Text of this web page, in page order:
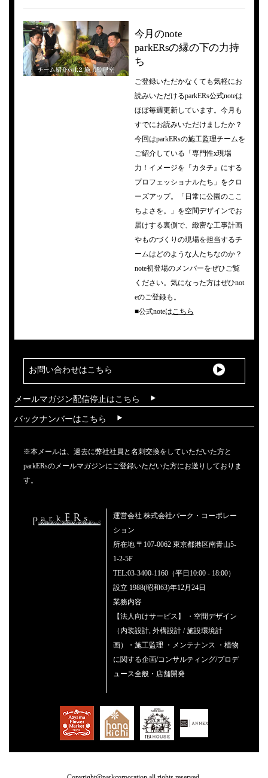
今月のnote
parkERsの縁の下の力持
ち
ご登録いただかなくても気軽にお
読みいただけるparkERs公式noteは
ほぼ毎週更新しています。今月も
すでにお読みいただけましたか？
今回はparkERsの施工監理チームを
ご紹介している「専門性x現場
力！イメージを『カタチ』にする
プロフェッショナルたち」をクロ
ーズアップ。「日常に公園のここ
ちよさを。」を空間デザインでお
届けする裏側で、緻密な工事計画
やものづくりの現場を担当するチ
ームはどのような人たちなのか？
note初登場のメンバーをぜひご覧
ください。気になった方はぜひnot
eのご登録も。
■公式noteはこちら
お問い合わせはこちら
メールマガジン配信停止はこちら
バックナンバーはこちら
※本メールは、過去に弊社社員と名刺交換をしていただいた方と
parkERsのメールマガジンにご登録いただいた方にお送りしておりま
す。
運営会社 株式会社パーク・コーポレー
ション
所在地 〒107-0062 東京都港区南青山5-
1-2-5F
TEL:03-3400-1160（平日10:00 - 18:00）
設立 1988(昭和63)年12月24日
業務内容
【法人向けサービス】 ・空間デザイン
（内装設計, 外構設計 / 施設環境計
画）・施工監理 ・メンテナンス ・植物
に関する企画/コンサルティング/プロデ
ュース全般・店舗開発